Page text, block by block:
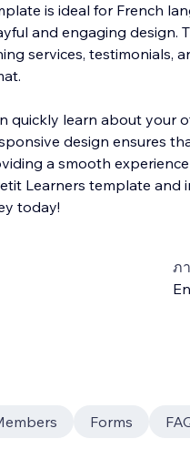
is ideal for French
and engaging design.
services, testimonials,
quickly learn about your
design ensures
a smooth
Learners template and
today!
ภ
Forms